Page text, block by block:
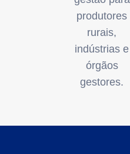
produtores
rurais,
indústrias e
órgãos
gestores.